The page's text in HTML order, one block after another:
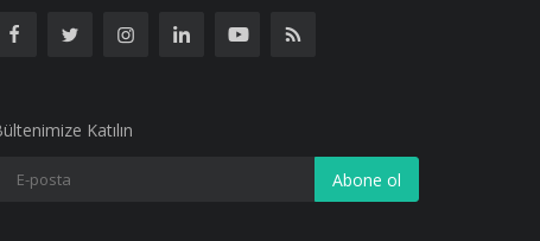
Katılın
Abone ol